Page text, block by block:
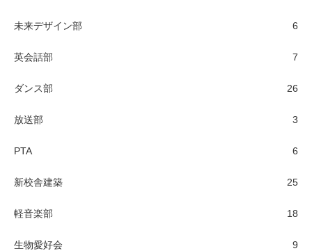
未来デザイン部 6
英会話部 7
ダンス部 26
放送部 3
PTA 6
新校舎建築 25
軽音楽部 18
生物愛好会 9